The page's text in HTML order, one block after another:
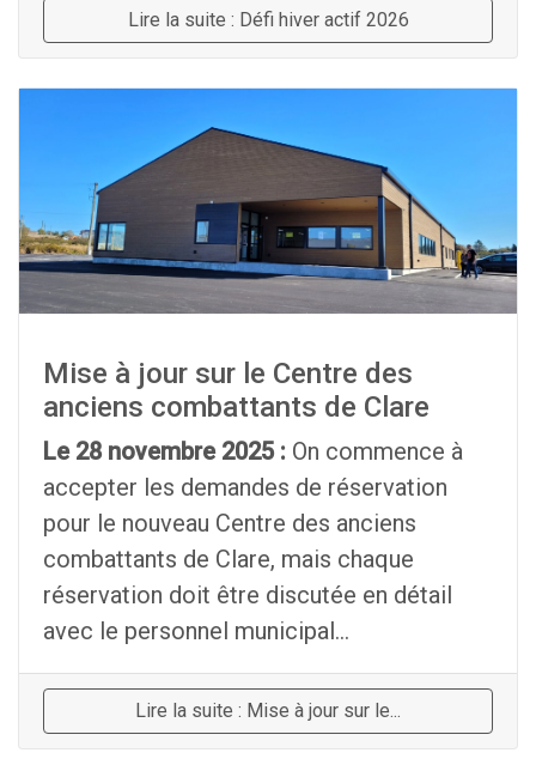
Lire la suite : Défi hiver actif 2026
Mise à jour sur le Centre des
anciens combattants de Clare
Le 28 novembre 2025 : On commence à
accepter les demandes de réservation
pour le nouveau Centre des anciens
combattants de Clare, mais chaque
réservation doit être discutée en détail
avec le personnel municipal...
Lire la suite : Mise à jour sur le...